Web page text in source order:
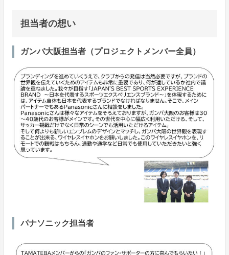
担当者の想い
ガンバ大阪担当者（プロジェクトメンバー全員）
パナソニック担当者